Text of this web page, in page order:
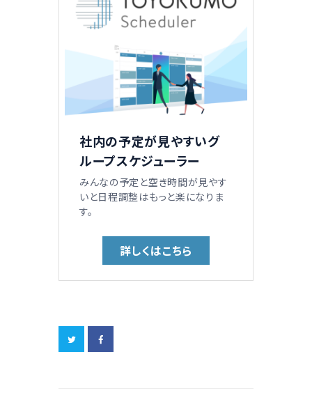
社内の予定が見やすいグ
ループスケジューラー
みんなの予定と空き時間が見やす
いと日程調整はもっと楽になりま
す。
詳しくはこちら